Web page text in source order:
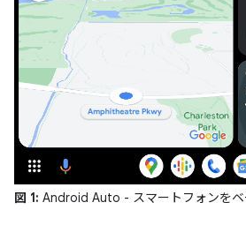
図 1: Android Auto - スマートフォンを